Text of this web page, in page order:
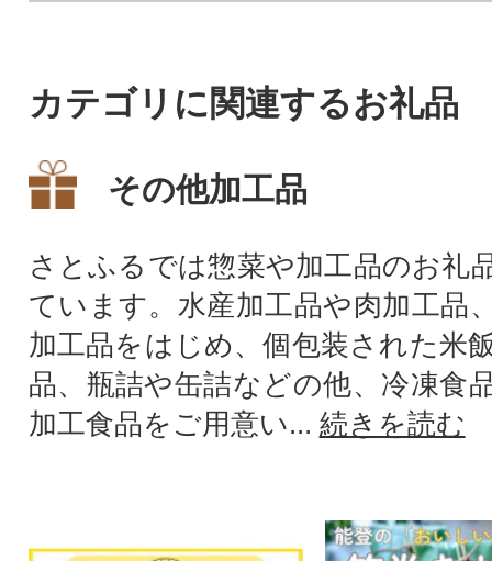
カテゴリに関連するお礼品
その他加工品
さとふるでは惣菜や加工品のお礼
ています。水産加工品や肉加工品
加工品をはじめ、個包装された米
品、瓶詰や缶詰などの他、冷凍食
加工食品をご用意い... 続きを読む